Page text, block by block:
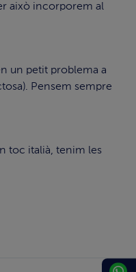
això incorporem al
un petit problema a
Pensem sempre
toc italià, tenim les